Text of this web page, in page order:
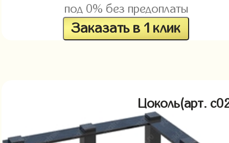
под 0% без предоплаты
Заказать в 1 клик
Цоколь(арт.